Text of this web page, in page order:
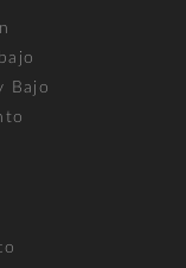
Bajo